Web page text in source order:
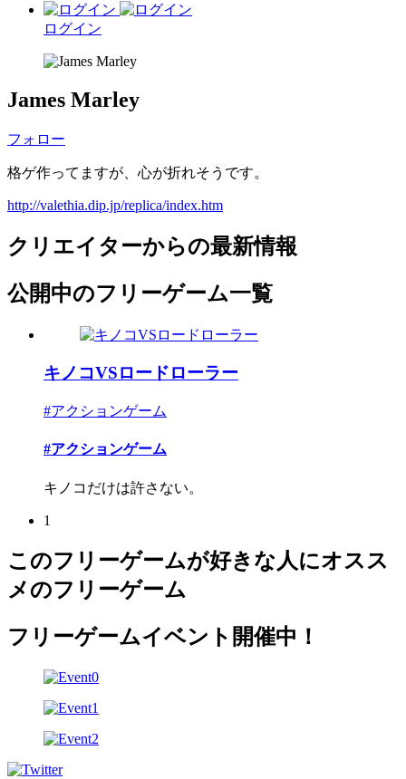
ログイン
James Marley
フォロー
格ゲ作ってますが、心が折れそうです。
http://valethia.dip.jp/replica/index.htm
クリエイターからの最新情報
公開中のフリーゲーム一覧
キノコVSロードローラー
#アクションゲーム
#アクションゲーム
キノコだけは許さない。
1
このフリーゲームが好きな人にオスス
メのフリーゲーム
フリーゲームイベント開催中！